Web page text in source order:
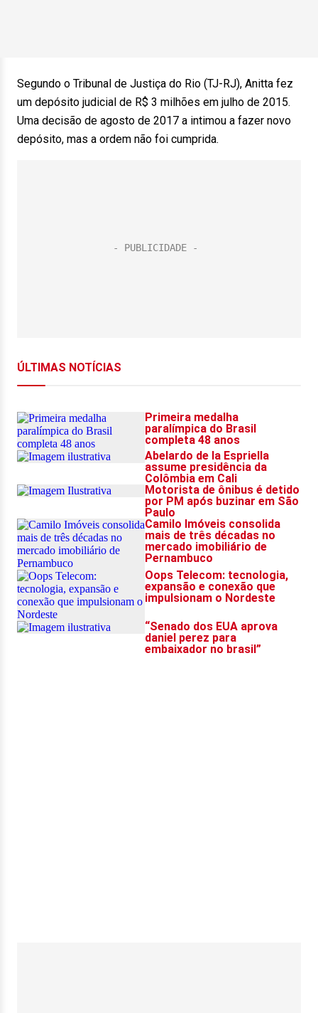
Segundo o Tribunal de Justiça do Rio (TJ-RJ), Anitta fez
um depósito judicial de R$ 3 milhões em julho de 2015.
Uma decisão de agosto de 2017 a intimou a fazer novo
depósito, mas a ordem não foi cumprida.